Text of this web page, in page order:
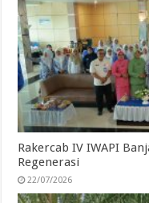
Rakercab IV IWAPI
Regenerasi
22/07/2026